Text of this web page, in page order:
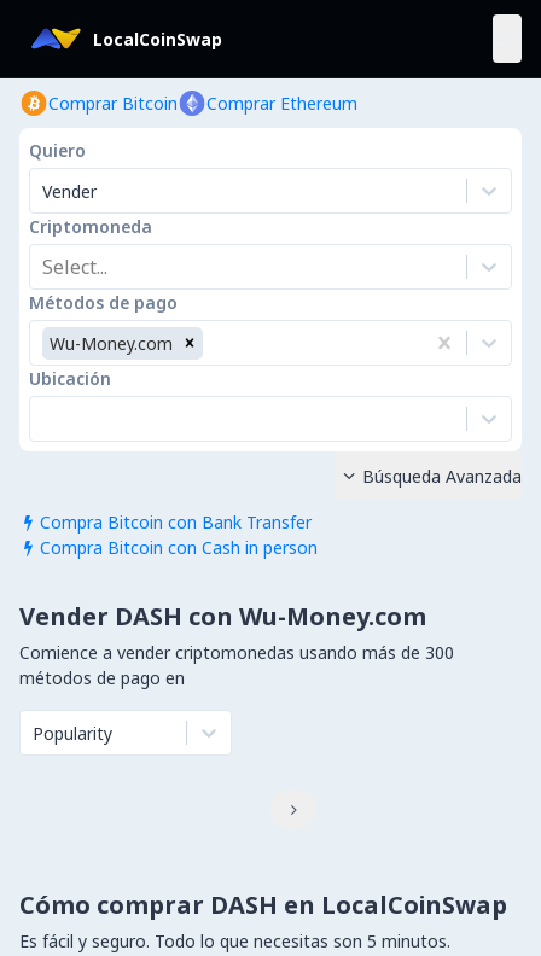
LocalCoinSwap
Comprar Bitcoin Comprar Ethereum
Quiero
Vender
Criptomoneda
Select...
Métodos de pago
Wu-Money.com
Ubicación
 Compra Bitcoin con Bank Transfer
 Compra Bitcoin con Cash in person
 Búsqueda Avanzada
Vender DASH con Wu-Money.com
Comience a vender criptomonedas usando más de 300
métodos de pago en
Popularity

Cómo comprar DASH en LocalCoinSwap
Es fácil y seguro. Todo lo que necesitas son 5 minutos.